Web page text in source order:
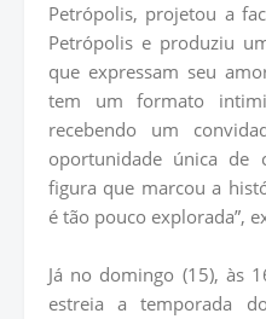
Petrópolis, projetou a
Petrópolis e produziu
que expressam seu
tem um formato
recebendo um
oportunidade única de
figura que marcou a
é tão pouco explorada”,
Já no domingo (15), às
estreia a temporada